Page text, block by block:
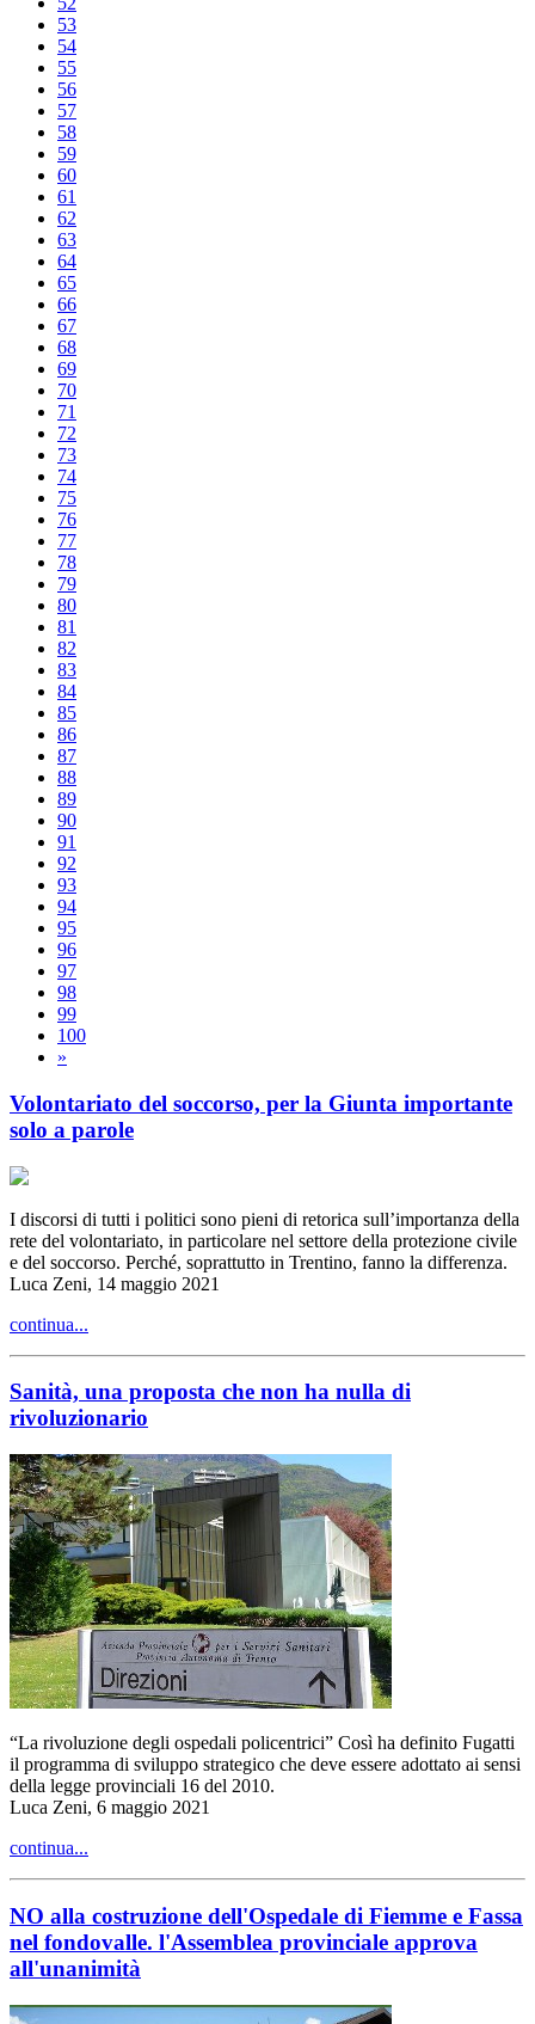
53
54
55
56
57
58
59
60
61
62
63
64
65
66
67
68
69
70
71
72
73
74
75
76
77
78
79
80
81
82
83
84
85
86
87
88
89
90
91
92
93
94
95
96
97
98
99
100
»
Volontariato del soccorso, per la Giunta importante
solo a parole
I discorsi di tutti i politici sono pieni di retorica sull’importanza della
rete del volontariato, in particolare nel settore della protezione civile
e del soccorso. Perché, soprattutto in Trentino, fanno la differenza.
Luca Zeni, 14 maggio 2021
continua...
Sanità, una proposta che non ha nulla di
rivoluzionario
“La rivoluzione degli ospedali policentrici” Così ha definito Fugatti
il programma di sviluppo strategico che deve essere adottato ai sensi
della legge provinciali 16 del 2010.
Luca Zeni, 6 maggio 2021
continua...
NO alla costruzione dell'Ospedale di Fiemme e Fassa
nel fondovalle. l'Assemblea provinciale approva
all'unanimità